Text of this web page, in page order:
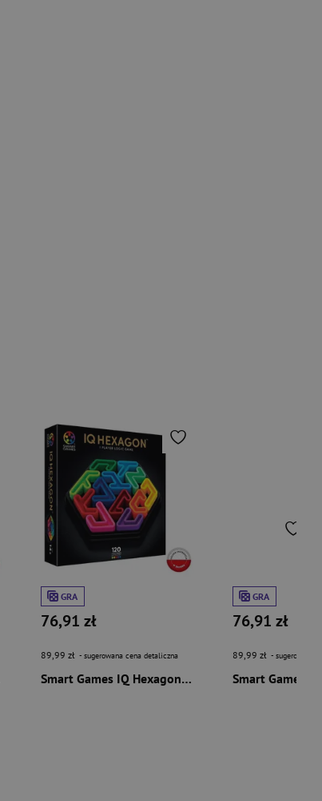
GRA
76,91 zł
89,99 zł - sugerowana cena detaliczna
Smart Games IQ Hexagon Deluxe (ENG) IUVI Games
GRA
76,91 zł
89,99 zł - sugerowana